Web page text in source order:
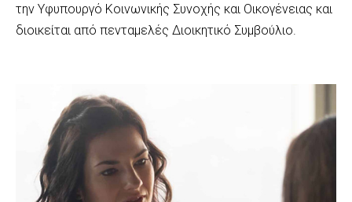
την Υφυπουργό Κοινωνικής Συνοχής και Οικογένειας και
διοικείται από πενταμελές Διοικητικό Συμβούλιο.